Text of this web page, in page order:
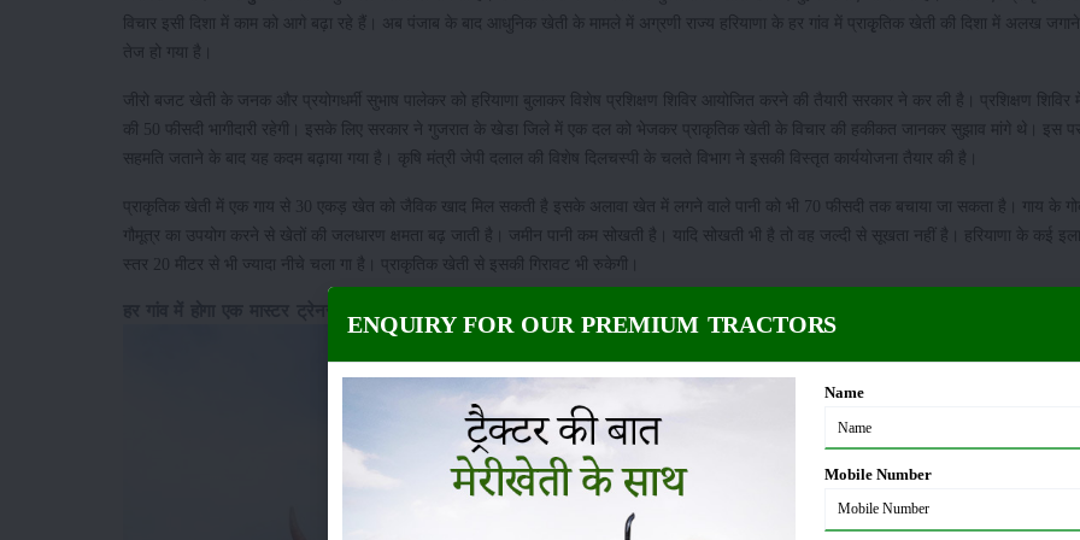
विचार इसी दिशा में काम को आगे बढ़ा रहे हैं। अब पंजाब के बाद आधुनिक खेती के मामले में अग्रणी राज्य हरियाणा के हर गांव में प्राकृृतिक खेती की दिशा में अलख जगाने
तेज हो गया है।
जीरो बजट खेती के जनक और प्रयोगधर्मी सुभाष पालेकर को हरियाणा बुलाकर विशेष प्रशिक्षण शिविर आयोजित करने की तैयारी सरकार ने कर ली है। प्रशिक्षण शिविर
की 50 फीसदी भागीदारी रहेगी। इसके लिए सरकार ने गुजरात के खेडा जिले में एक दल को भेजकर प्राकृतिक खेती के विचार की हकीकत जानकर सुझाव मांगे थे। इस पर
सहमति जताने के बाद यह कदम बढ़ाया गया है। कृषि मंत्री जेपी दलाल की विशेष दिलचस्पी के चलते विभाग ने इसकी विस्तृत कार्ययोजना तैयार की है।
प्राकृतिक खेती में एक गाय से 30 एकड़ खेत को जैविक खाद मिल सकती है इसके अलावा खेत में लगने वाले पानी को भी 70 फीसदी तक बचाया जा सकता है। गाय के
गौमूत्र का उपयोग करने से खेतों की जलधारण क्षमता बढ़ जाती है। जमीन पानी कम सोखती है। यादि सोखती भी है तो वह जल्दी से सूखता नहीं है। हरियाणा के कई
स्तर 20 मीटर से भी ज्यादा नीचे चला गा है। प्राकृतिक खेती से इसकी गिरावट भी रुकेगी।
ENQUIRY FOR OUR PREMIUM TRACTORS
Name
Mobile Number